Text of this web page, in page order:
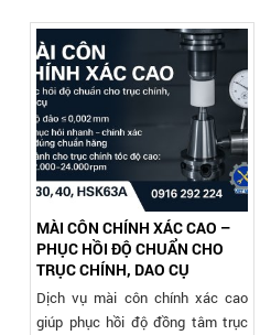
MÀI CÔN CHÍNH XÁC CAO –
PHỤC HỒI ĐỘ CHUẨN CHO
TRỤC CHÍNH, DAO CỤ
Dịch vụ mài côn chính xác cao
giúp phục hồi độ đồng tâm trục